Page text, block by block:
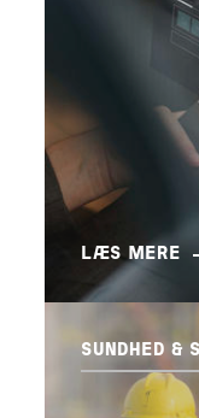
LÆS MERE
SUNDHED &